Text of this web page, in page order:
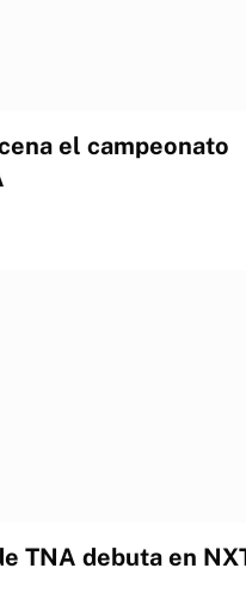
el campeonato
TNA debuta en